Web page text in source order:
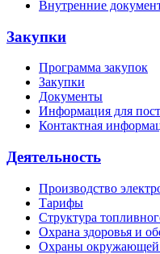
Внутренние
Закупки
Программа закупок
Закупки
Документы
Информация для
Контактная
Деятельность
Производство
Тарифы
Структура
Охрана здоровья и
Охраны окружающей